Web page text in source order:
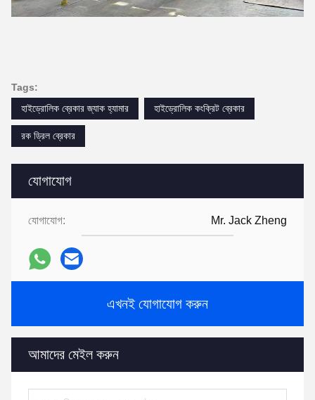
যোগাযোগ
যোগাযোগ: Mr. Jack Zheng
এখনই যোগাযোগ করুন
আমাদের মেইল করুন
Tags:
হাইড্রোলিক ব্রেকার জ্যাক হ্যামার
হাইড্রোলিক কংক্রিট ব্রেকার
রক ড্রিল ব্রেকার